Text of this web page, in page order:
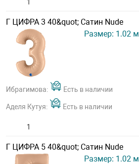
Г ЦИФРА 3 40&quot; Сатин Nude
Размер: 1.02 м
Ибрагимова: Есть в наличии
Аделя Кутуя: Есть в наличии
Г ЦИФРА 5 40&quot; Сатин Nude
Размер: 1.02 м